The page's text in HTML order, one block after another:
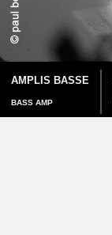
AMPLIS BASSE
BASS AMP